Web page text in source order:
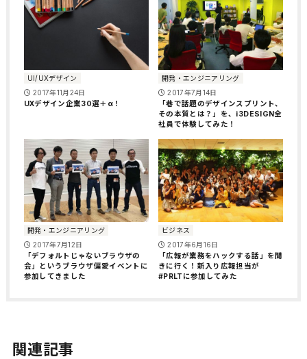
UI/UXデザイン
2017年11月24日
UXデザイン企業30選＋α！
開発・エンジニアリング
2017年7月14日
「巷で話題のデザインスプリント、
その本質とは？」を、i3DESIGN全
社員で体験してみた！
開発・エンジニアリング
2017年7月12日
「デフォルトじゃないブラウザの
会」というブラウザ偏愛イベントに
参加してきました
ビジネス
2017年6月16日
「広報が業務をハックする話」を聞
きに行く！新入り広報担当が
#PRLTに参加してみた
関連記事